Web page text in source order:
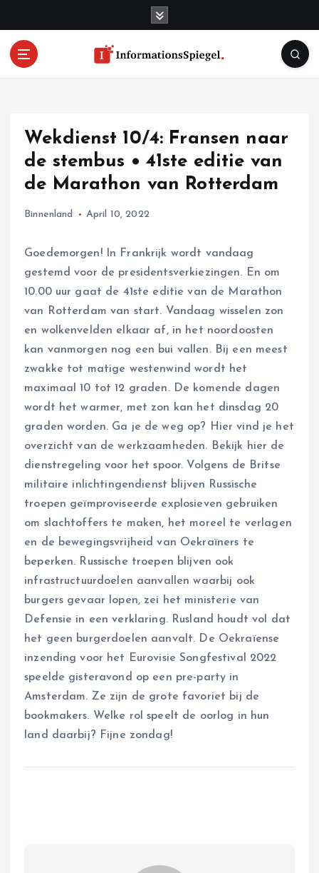
Wekdienst 10/4: Fransen naar
de stembus • 41ste editie van
de Marathon van Rotterdam
Binnenland April 10, 2022
Goedemorgen! In Frankrijk wordt vandaag
gestemd voor de presidentsverkiezingen. En om
10.00 uur gaat de 41ste editie van de Marathon
van Rotterdam van start. Vandaag wisselen zon
en wolkenvelden elkaar af, in het noordoosten
kan vanmorgen nog een bui vallen. Bij een meest
zwakke tot matige westenwind wordt het
maximaal 10 tot 12 graden. De komende dagen
wordt het warmer, met zon kan het dinsdag 20
graden worden. Ga je de weg op? Hier vind je het
overzicht van de werkzaamheden. Bekijk hier de
dienstregeling voor het spoor. Volgens de Britse
militaire inlichtingendienst blijven Russische
troepen geïmproviseerde explosieven gebruiken
om slachtoffers te maken, het moreel te verlagen
en de bewegingsvrijheid van Oekraïners te
beperken. Russische troepen blijven ook
infrastructuurdoelen aanvallen waarbij ook
burgers gevaar lopen, zei het ministerie van
Defensie in een verklaring. Rusland houdt vol dat
het geen burgerdoelen aanvalt. De Oekraïense
inzending voor het Eurovisie Songfestival 2022
speelde gisteravond op een pre-party in
Amsterdam. Ze zijn de grote favoriet bij de
bookmakers. Welke rol speelt de oorlog in hun
land daarbij? Fijne zondag!